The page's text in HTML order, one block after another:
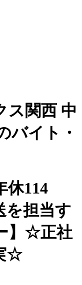
ス関西 中
バイト・
休114
を担当す
】☆正社
☆